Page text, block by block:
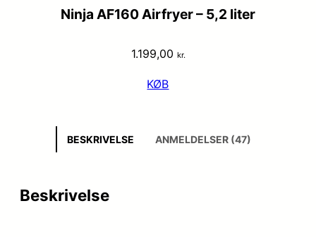
Ninja AF160 Airfryer – 5,2 liter
1.199,00 kr.
KØB
BESKRIVELSE ANMELDELSER (47)
Beskrivelse